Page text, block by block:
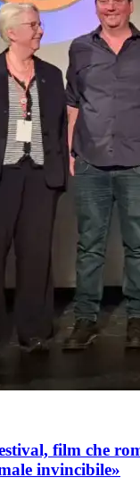
film che
invincibile»